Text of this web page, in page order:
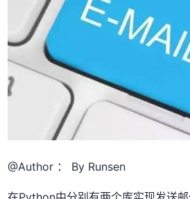
@Author ： By Runsen